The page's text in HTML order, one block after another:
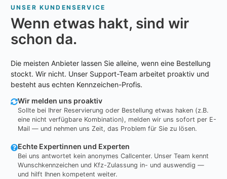
UNSER KUNDENSERVICE
Wenn etwas hakt, sind wir
schon da.
Die meisten Anbieter lassen Sie alleine, wenn eine Bestellung
stockt. Wir nicht. Unser Support-Team arbeitet proaktiv und
besteht aus echten Kennzeichen-Profis.
Wir melden uns proaktiv
Sollte bei Ihrer Reservierung oder Bestellung etwas haken (z.B.
eine nicht verfügbare Kombination), melden wir uns sofort per E-
Mail — und nehmen uns Zeit, das Problem für Sie zu lösen.
Echte Expertinnen und Experten
Bei uns antwortet kein anonymes Callcenter. Unser Team kennt
Wunschkennzeichen und Kfz-Zulassung in- und auswendig —
und hilft Ihnen kompetent weiter.